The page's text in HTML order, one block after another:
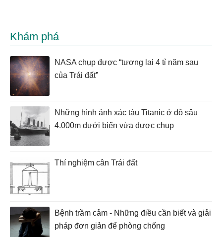
Khám phá
NASA chụp được “tương lai 4 tỉ năm sau
của Trái đất”
Những hình ảnh xác tàu Titanic ở độ sâu
4.000m dưới biển vừa được chụp
Thí nghiệm cân Trái đất
Bệnh trầm cảm - Những điều cần biết và giải
pháp đơn giản để phòng chống